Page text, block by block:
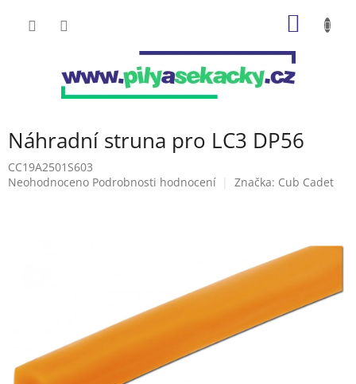
Náhradní struna pro LC3 DP56
CC19A2501S603
Průměrné
Neohodnoceno Podrobnosti hodnocení Značka: Cub Cadet